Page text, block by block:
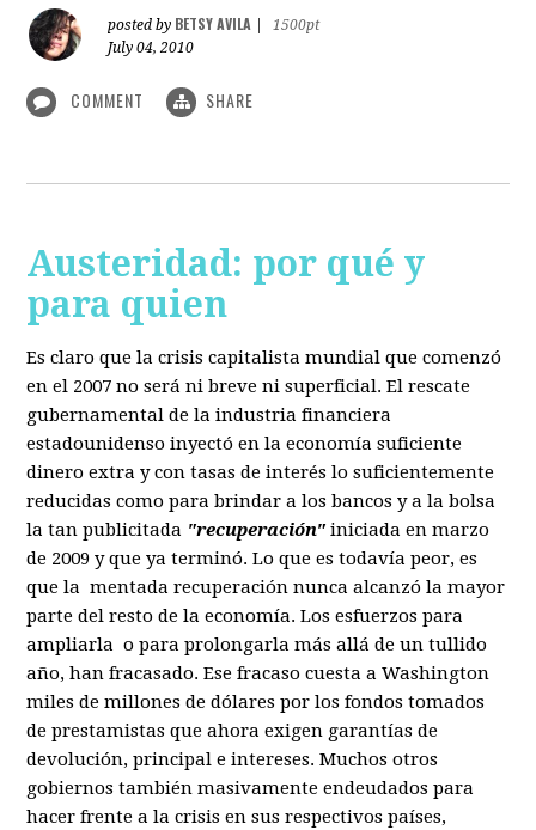
posted by BETSY AVILA
1500pt
July 04, 2010
COMMENT SHARE
Austeridad: por qué y
para quien
Es claro que la crisis capitalista mundial que comenzó
en el 2007 no será ni breve ni superficial. El rescate
gubernamental de la industria financiera
estadounidenso inyectó en la economía suficiente
dinero extra y con tasas de interés lo suficientemente
reducidas como para brindar a los bancos y a la bolsa
la tan publicitada "recuperación" iniciada en marzo
de 2009 y que ya terminó. Lo que es todavía peor, es
que la mentada recuperación nunca alcanzó la mayor
parte del resto de la economía. Los esfuerzos para
ampliarla o para prolongarla más allá de un tullido
año, han fracasado. Ese fracaso cuesta a Washington
miles de millones de dólares por los fondos tomados
de prestamistas que ahora exigen garantías de
devolución, principal e intereses. Muchos otros
gobiernos también masivamente endeudados para
hacer frente a la crisis en sus respectivos países,